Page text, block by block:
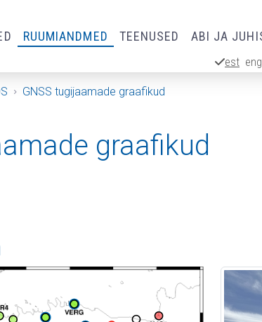
RUUMIANDMED TEENUSED ABI JA
est eng
GNSS tugijaamade graafikud
graafikud